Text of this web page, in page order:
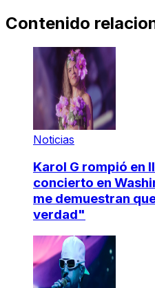
Contenido
Noticias
Karol G rompió en
concierto en
me demuestran
verdad"